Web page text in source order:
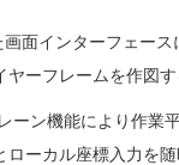
面インターフェー
ーフレームを作図す
ーン機能により作業
ーカル座標入力を